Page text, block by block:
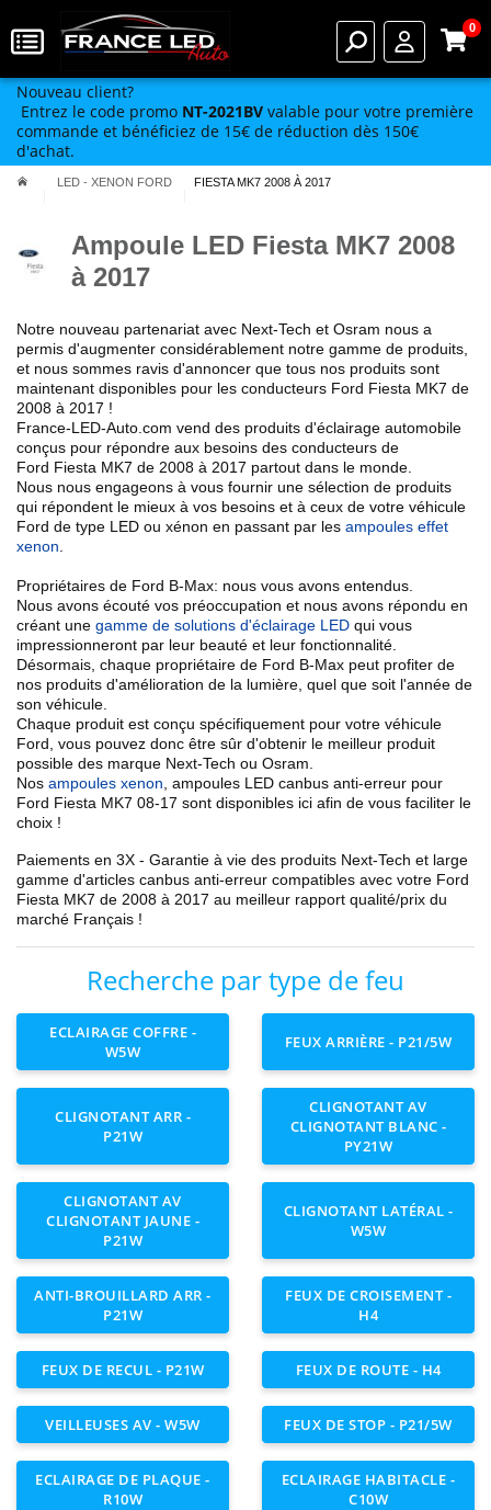
0
Nouveau client?
Entrez le code promo NT-2021BV valable pour votre première
commande et bénéficiez de 15€ de réduction dès 150€
d'achat.
LED - XENON FORD FIESTA MK7 2008 À 2017
Ampoule LED Fiesta MK7 2008
à 2017
Notre nouveau partenariat avec Next-Tech et Osram nous a
permis d'augmenter considérablement notre gamme de produits
et nous sommes ravis d'annoncer que tous nos produits sont
maintenant disponibles pour les conducteurs Ford Fiesta MK7 de
2008 à 2017 !
France-LED-Auto.com vend des produits d'éclairage automobile
conçus pour répondre aux besoins des conducteurs de
Ford Fiesta MK7 de 2008 à 2017 partout dans le monde.
Nous nous engageons à vous fournir une sélection de produits
qui répondent le mieux à vos besoins et à ceux de votre véhicule
Ford de type LED ou xénon en passant par les ampoules effet
xenon
Propriétaires de Ford B-Max: nous vous avons entendus.
Nous avons écouté vos préoccupation et nous avons répondu en
créant une gamme de solutions d'éclairage LED qui vous
impressionneront par leur beauté et leur fonctionnalité.
Désormais, chaque propriétaire de Ford B-Max peut profiter de
nos produits d'amélioration de la lumière , quel que soit l'année de
son véhicule.
Chaque produit est conçu spécifiquement pour votre véhicule
Ford, vous pouvez donc être sûr d'obtenir le meilleur produit
possible des marque Next-Tech ou Osram.
Nos ampoules xenon , ampoules LED canbus anti-erreur pour
Ford Fiesta MK7 08-17 sont disponibles ici afin de vous faciliter le
choix !
Paiements en 3X - Garantie à vie des produits Next-Tech et large
gamme d'articles canbus anti-erreur compatibles avec votre Ford
Fiesta MK7 de 2008 à 2017 au meilleur rapport qualité/prix du
marché Français !
Recherche par type de feu
ECLAIRAGE COFFRE -
W5W
FEUX ARRIÈRE - P21/5W
CLIGNOTANT ARR -
P21W
CLIGNOTANT AV
CLIGNOTANT BLANC -
PY21W
CLIGNOTANT AV
CLIGNOTANT JAUNE -
P21W
CLIGNOTANT LATÉRAL -
W5W
ANTI-BROUILLARD ARR -
P21W
FEUX DE CROISEMENT -
H4
FEUX DE RECUL - P21W FEUX DE ROUTE - H4
VEILLEUSES AV - W5W FEUX DE STOP - P21/5W
ECLAIRAGE DE PLAQUE -
R10W
ECLAIRAGE HABITACLE -
C10W